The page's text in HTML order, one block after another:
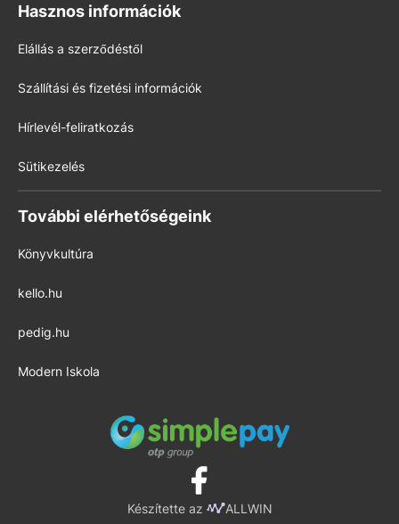
Hasznos információk
Elállás a szerződéstől
Szállítási és fizetési információk
Hírlevél-feliratkozás
Sütikezelés
További elérhetőségeink
Könyvkultúra
kello.hu
pedig.hu
Modern Iskola
Készítette az ALLWIN